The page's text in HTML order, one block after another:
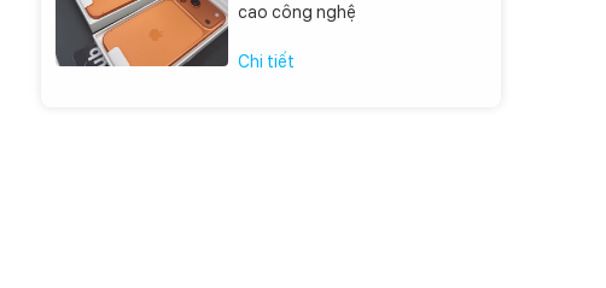
cao công nghệ
Chi tiết